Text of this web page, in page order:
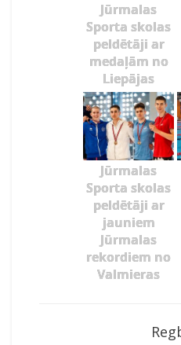
Jūrmalas
Sporta skolas
peldētāji ar
medaļām no
Liepājas
Jūrmalas
Sporta skolas
peldētāji ar
jauniem
Jūrmalas
rekordiem no
Valmieras